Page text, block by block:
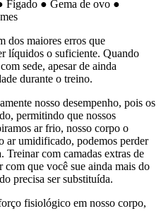
Fígado ● Gema de ovo ●
dos maiores erros que
líquidos o suficiente. Quando
sede, apesar de ainda
durante o treino.
nosso desempenho, pois os
permitindo que nossos
ar frio, nosso corpo o
ar umidificado, podemos perder
Treinar com camadas extras de
com que você sue ainda mais do
precisa ser substituída.
fisiológico em nosso corpo,